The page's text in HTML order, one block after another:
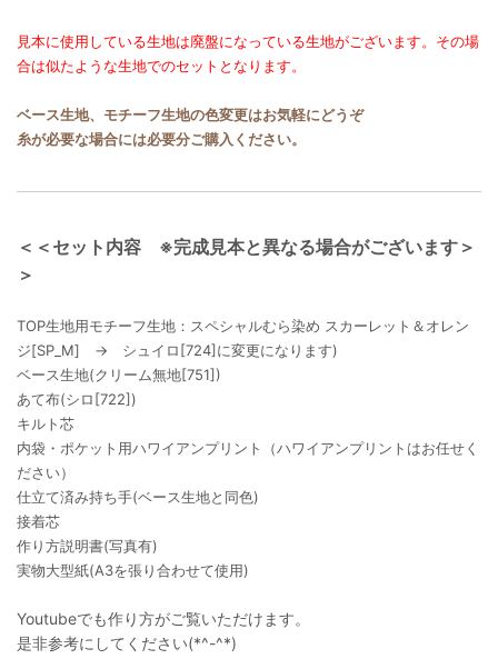
見本に使用している生地は廃盤になっている生地がございます。その場
合は似たような生地でのセットとなります。
ベース生地、モチーフ生地の色変更はお気軽にどうぞ
糸が必要な場合には必要分ご購入ください。
＜＜セット内容 ※完成見本と異なる場合がございます＞
＞
TOP生地用モチーフ生地：スペシャルむら染め スカーレット＆オレン
ジ[SP_M] → シュイロ[724]に変更になります)
ベース生地(クリーム無地[751])
あて布(シロ[722])
キルト芯
内袋・ポケット用ハワイアンプリント（ハワイアンプリントはお任せく
ださい）
仕立て済み持ち手(ベース生地と同色)
接着芯
作り方説明書(写真有)
実物大型紙(A3を張り合わせて使用)
Youtubeでも作り方がご覧いただけます。
是非参考にしてください(*^-^*)